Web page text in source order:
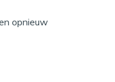
opnieuw